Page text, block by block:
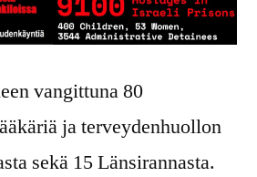
vangittuna 80
ja terveydenhuollon
sekä 15 Länsirannasta.